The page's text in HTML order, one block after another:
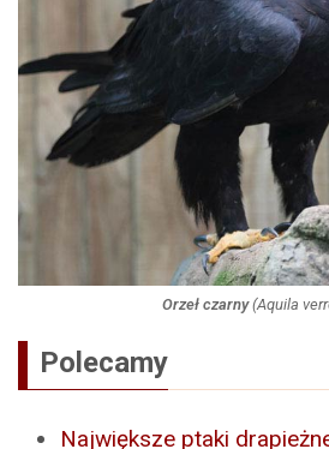
Orzeł czarny(Aquila
Polecamy
Największe ptaki